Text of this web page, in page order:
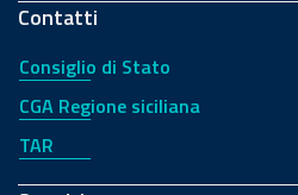
Contatti
Consiglio di Stato
CGA Regione siciliana
TAR